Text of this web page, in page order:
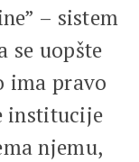
– sistem
se uopšte
ima pravo
institucije
njemu,